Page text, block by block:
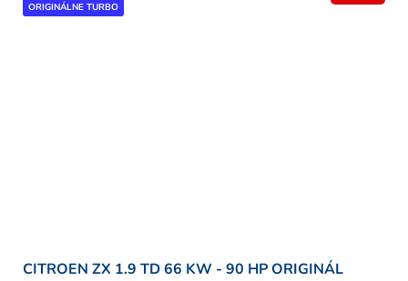
ORIGINÁLNE TURBO
CITROEN ZX 1.9 TD 66 KW - 90 HP ORIGINÁL